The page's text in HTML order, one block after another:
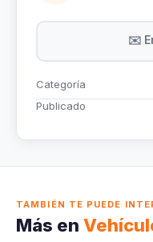
✉️
Categoría
Publicado
TAMBIÉN TE PUEDE
Más en